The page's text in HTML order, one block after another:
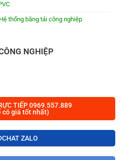
Hệ thống băng tải công nghiệp
NGHIỆP
TIẾP 0969.557.889
có giá tốt nhất)
CHAT ZALO